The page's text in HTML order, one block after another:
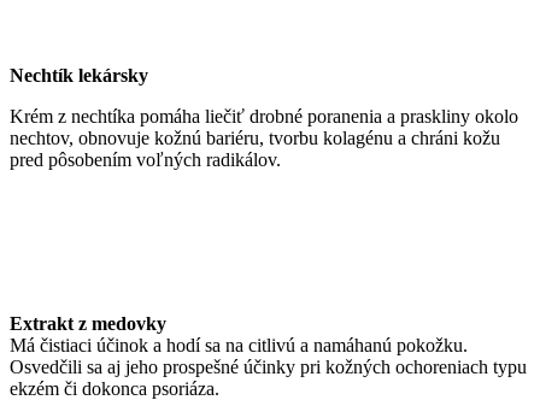
Nechtík lekársky
Krém z nechtíka pomáha liečiť drobné poranenia a praskliny okolo
nechtov, obnovuje kožnú bariéru, tvorbu kolagénu a chráni kožu
pred pôsobením voľných radikálov.
Extrakt z medovky
Má čistiaci účinok a hodí sa na citlivú a namáhanú pokožku.
Osvedčili sa aj jeho prospešné účinky pri kožných ochoreniach typu
ekzém či dokonca psoriáza.